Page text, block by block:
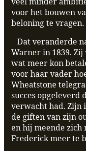
voor het bouwen
beloning te vragen.
Dat veranderde
Warner in 1839. Zij
wat meer kon
voor haar vader
Wheatstone
succes opgeleverd
verwacht had. Zijn
de giften van zijn
en hij meende
Frederick meer te